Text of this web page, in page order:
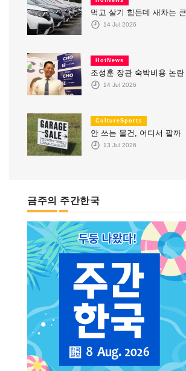
먹고 살기 힘든데 새차는
14 Jul 2026
HotNews
조성훈 장관 숙박비용 논란
14 Jul 2026
CultureSports
안 쓰는 물건, 어디서 팔까
13 Jul 2026
금주의 주간한국